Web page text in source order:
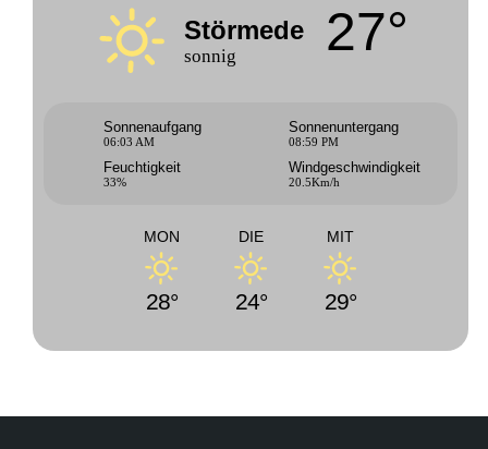
Störmede
sonnig 27°
Sonnenaufgang
06:03 AM
Sonnenuntergang
08:59 PM
Feuchtigkeit
33%
Windgeschwindigkeit
20.5Km/h
MON
28°
DIE
24°
MIT
29°